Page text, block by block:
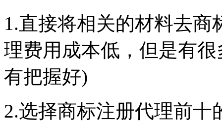
1.直接将相关的材料去
理费用成本低，但是有
有把握好)
2.选择商标注册代理前